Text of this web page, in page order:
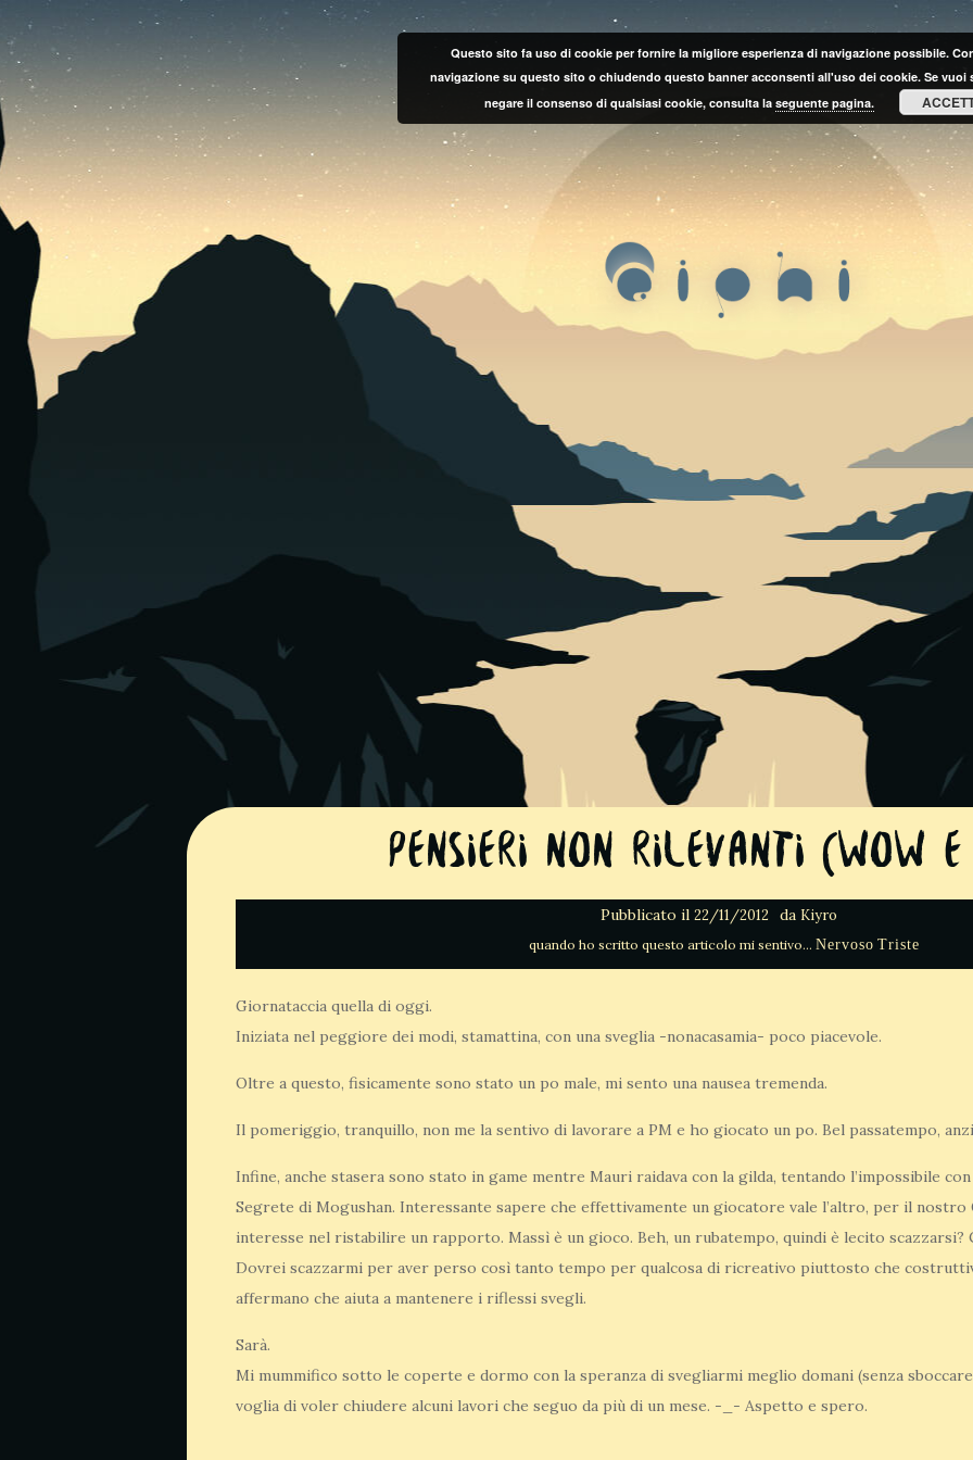
Pensieri non rilevanti (WoW
Pubblicato il 22/11/2012 da Kiyro
Nervoso Triste
Giornataccia quella di oggi.
Iniziata nel peggiore dei modi, stamattina, con una sveglia -nonacasamia- poco piacevole.
Oltre a questo, fisicamente sono stato un po male, mi sento una nausea tremenda.
Il pomeriggio, tranquillo, non me la sentivo di lavorare a PM e ho giocato un po. Bel passatempo,
Infine, anche stasera sono stato in game mentre Mauri raidava con la gilda, tentando l’impossibile
Segrete di Mogushan. Interessante sapere che effettivamente un giocatore vale l’altro, per il nostro
interesse nel ristabilire un rapporto. Massì è un gioco. Beh, un rubatempo, quindi è lecito scazzarsi?
Dovrei scazzarmi per aver perso così tanto tempo per qualcosa di ricreativo piuttosto che
affermano che aiuta a mantenere i riflessi svegli.
Sarà.
Mi mummifico sotto le coperte e dormo con la speranza di svegliarmi meglio domani (senza
voglia di voler chiudere alcuni lavori che seguo da più di un mese. -_- Aspetto e spero.
Questo sito fa uso di cookie per fornire la migliore esperienza di navigazione possibile.
navigazione su questo sito o chiudendo questo banner acconsenti all'uso dei cookie. Se vuoi
negare il consenso di qualsiasi cookie, consulta la seguente pagina.